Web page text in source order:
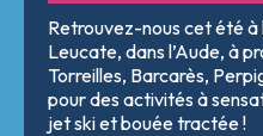
Retrouvez-nous cet été à
Leucate, dans l’Aude, à
Torreilles, Barcarès,
pour des activités à
jet ski et bouée tractée !